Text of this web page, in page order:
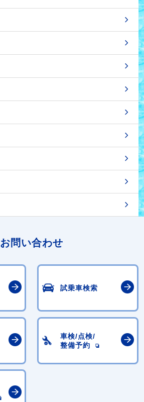
お問い合わせ
試乗車検索
車検/点検/
整備予約